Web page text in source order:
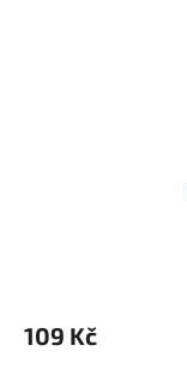
je109 Kč